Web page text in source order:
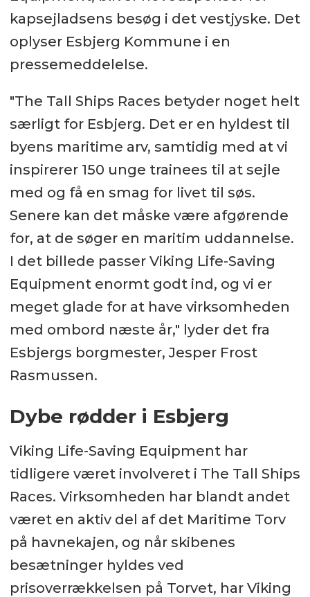
kapsejladsens besøg i det vestjyske. Det
oplyser Esbjerg Kommune i en
pressemeddelelse.
"The Tall Ships Races betyder noget helt
særligt for Esbjerg. Det er en hyldest til
byens maritime arv, samtidig med at vi
inspirerer 150 unge trainees til at sejle
med og få en smag for livet til søs.
Senere kan det måske være afgørende
for, at de søger en maritim uddannelse.
I det billede passer Viking Life-Saving
Equipment enormt godt ind, og vi er
meget glade for at have virksomheden
med ombord næste år," lyder det fra
Esbjergs borgmester, Jesper Frost
Rasmussen.
Dybe rødder i Esbjerg
Viking Life-Saving Equipment har
tidligere været involveret i The Tall Ships
Races. Virksomheden har blandt andet
været en aktiv del af det Maritime Torv
på havnekajen, og når skibenes
besætninger hyldes ved
prisoverrækkelsen på Torvet, har Viking